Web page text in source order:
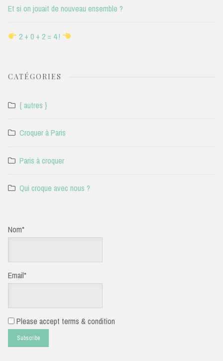
Et si on jouait de nouveau ensemble ?
2 + 0 + 2 = 4 !
CATÉGORIES
{ autres }
Croquer à Paris
Paris à croquer
Qui croque avec nous ?
Nom*
Email*
Please accept terms & condition